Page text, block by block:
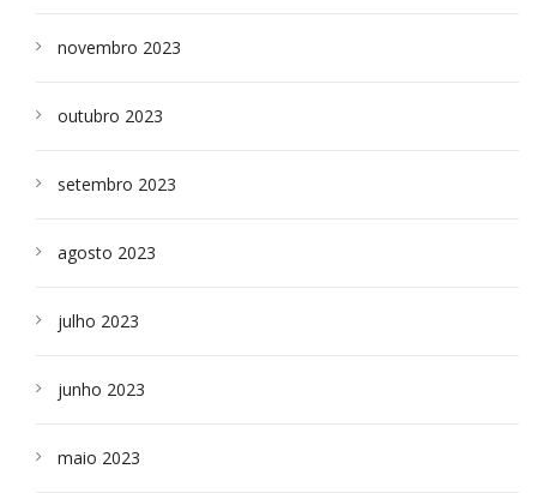
novembro 2023
outubro 2023
setembro 2023
agosto 2023
julho 2023
junho 2023
maio 2023